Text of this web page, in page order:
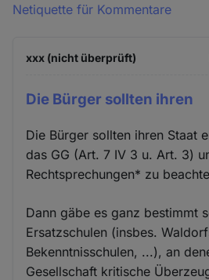
Netiquette für Kommentare
xxx (nicht überprüft)
Die Bürger sollten ihren
Die Bürger sollten ihren Staat
das GG (Art. 7 IV 3 u. Art. 3)
Rechtsprechungen* zu
Dann gäbe es ganz bestimmt
Ersatzschulen (insbes.
Bekenntnisschulen, ...), an
Gesellschaft kritische